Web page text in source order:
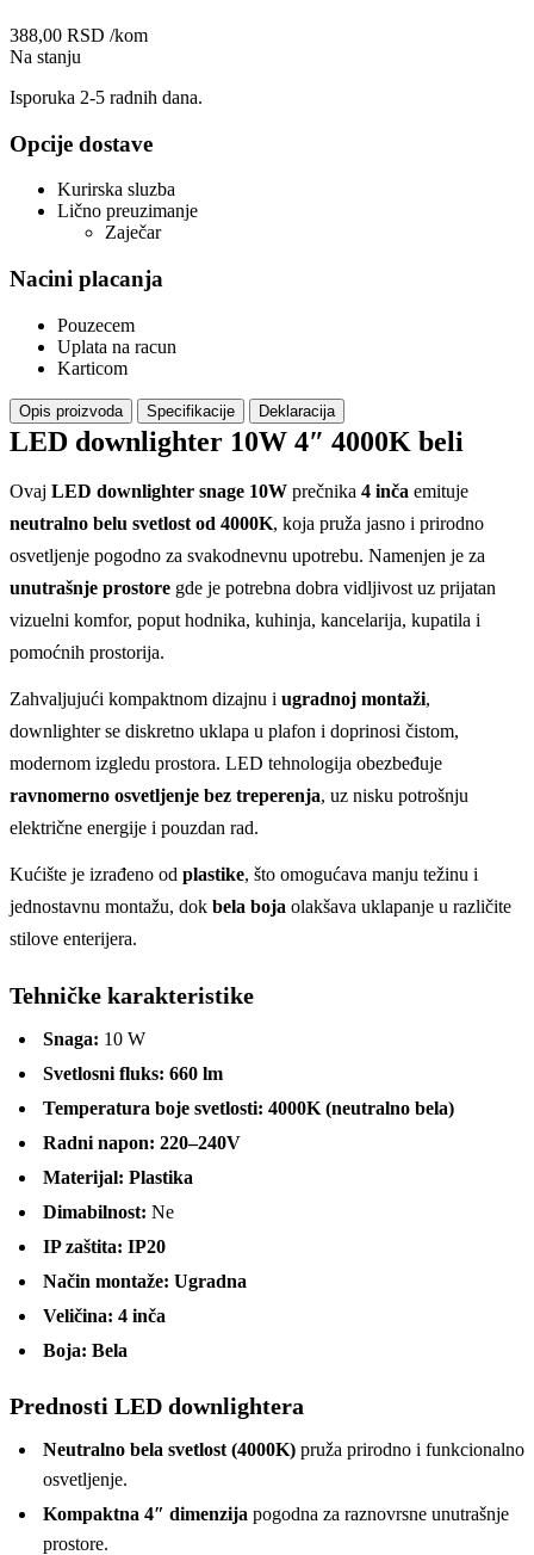
388,00 RSD /kom
Na stanju
Isporuka 2-5 radnih dana.
Opcije dostave
Kurirska sluzba
Lično preuzimanje
Zaječar
Nacini placanja
Pouzecem
Uplata na racun
Karticom
Opis proizvoda Specifikacije Deklaracija
LED downlighter 10W 4″ 4000K beli
Ovaj LED downlighter snage 10W prečnika 4 inča emituje
neutralno belu svetlost od 4000K, koja pruža jasno i prirodno
osvetljenje pogodno za svakodnevnu upotrebu. Namenjen je za
unutrašnje prostore gde je potrebna dobra vidljivost uz prijatan
vizuelni komfor, poput hodnika, kuhinja, kancelarija, kupatila i
pomoćnih prostorija.
Zahvaljujući kompaktnom dizajnu i ugradnoj montaži,
downlighter se diskretno uklapa u plafon i doprinosi čistom,
modernom izgledu prostora. LED tehnologija obezbeđuje
ravnomerno osvetljenje bez treperenja, uz nisku potrošnju
električne energije i pouzdan rad.
Kućište je izrađeno od plastike, što omogućava manju težinu i
jednostavnu montažu, dok bela boja olakšava uklapanje u različite
stilove enterijera.
Tehničke karakteristike
Snaga: 10 W
Svetlosni fluks: 660 lm
Temperatura boje svetlosti: 4000K (neutralno bela)
Radni napon: 220–240V
Materijal: Plastika
Dimabilnost: Ne
IP zaštita: IP20
Način montaže: Ugradna
Veličina: 4 inča
Boja: Bela
Prednosti LED downlightera
Neutralno bela svetlost (4000K) pruža prirodno i funkcionalno
osvetljenje.
Kompaktna 4″ dimenzija pogodna za raznovrsne unutrašnje
prostore.